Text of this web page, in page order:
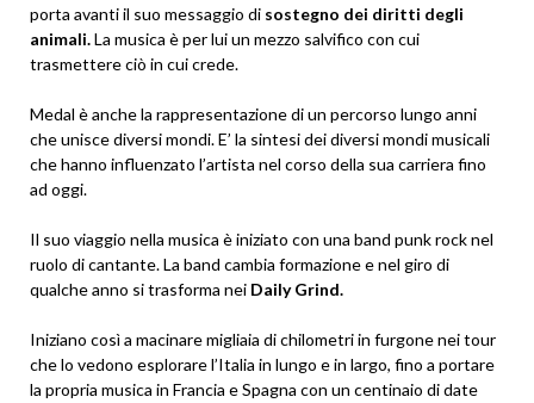
porta avanti il suo messaggio di sostegno dei diritti degli
animali.La musica è per lui un mezzo salvifico con cui
trasmettere ciò in cui crede.
Medal è anche la rappresentazione di un percorso lungo anni
che unisce diversi mondi. E’ la sintesi dei diversi mondi musicali
che hanno influenzato l’artista nel corso della sua carriera fino
ad oggi.
Il suo viaggio nella musica è iniziato con una band punk rock nel
ruolo di cantante. La band cambia formazione e nel giro di
qualche anno si trasforma nei Daily Grind.
Iniziano così a macinare migliaia di chilometri in furgone nei tour
che lo vedono esplorare l’Italia in lungo e in largo, fino a portare
la propria musica in Francia e Spagna con un centinaio di date